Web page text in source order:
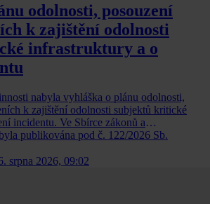
odolnosti, posouzení
k zajištění odolnosti
infrastruktury a o
nabyla vyhláška o plánu odolnosti,
k zajištění odolnosti subjektů kritické
incidentu. Ve Sbírce zákonů a
publikována pod č. 122/2026 Sb.
srpna 2026, 09:02